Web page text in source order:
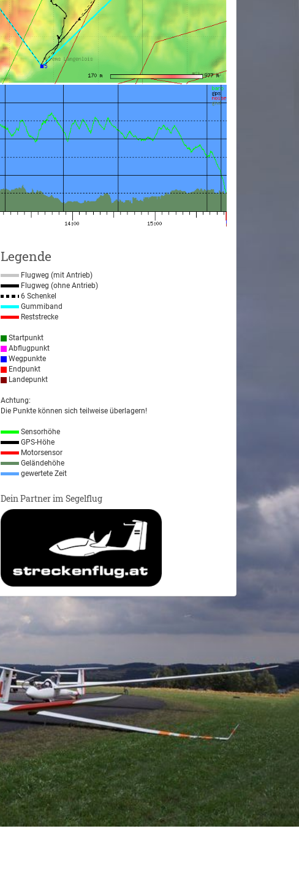
Legende
Flugweg (mit Antrieb)
Flugweg (ohne Antrieb)
6 Schenkel
Gummiband
Reststrecke
Startpunkt
Abflugpunkt
Wegpunkte
Endpunkt
Landepunkt
Achtung:
Die Punkte können sich teilweise überlagern!
Sensorhöhe
GPS-Höhe
Motorsensor
Geländehöhe
gewertete Zeit
Dein Partner im Segelflug